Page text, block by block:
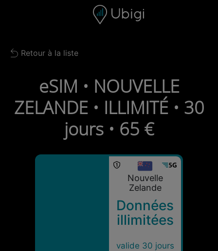
Barre de navigation Bas de page
Back to list
Retour à la liste
eSIM • NOUVELLE
ZELANDE • ILLIMITÉ • 30
jours • 65 €
Nouvelle
Zelande
Données
illimitées
valide 30 jours